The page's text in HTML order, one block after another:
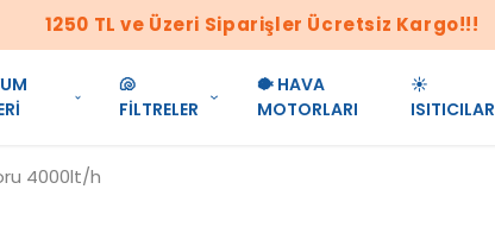
1250 TL ve Üzeri Siparişler Ücretsiz Kargo!!!
🐚
FİLTRELER
🐡 HAVA
MOTORLARI
☀️
ISITICILAR
4000lt/h